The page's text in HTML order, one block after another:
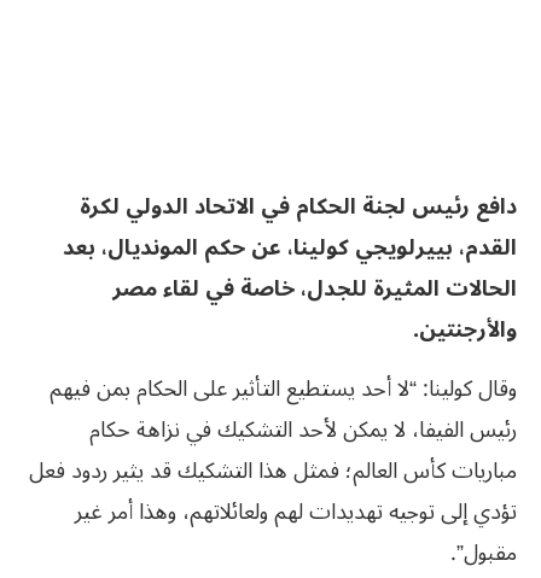
دافع رئيس لجنة الحكام في الاتحاد الدولي لكرة
القدم، بييرلويجي كولينا، عن حكم المونديال، بعد
الحالات المثيرة للجدل، خاصة في لقاء مصر
والأرجنتين.
وقال كولينا: “لا أحد يستطيع التأثير على الحكام بمن فيهم
رئيس الفيفا، لا يمكن لأحد التشكيك في نزاهة حكام
مباريات كأس العالم؛ فمثل هذا التشكيك قد يثير ردود فعل
تؤدي إلى توجيه تهديدات لهم ولعائلاتهم، وهذا أمر غير
مقبول”.